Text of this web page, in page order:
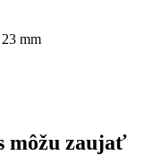
mm
môžu zaujať